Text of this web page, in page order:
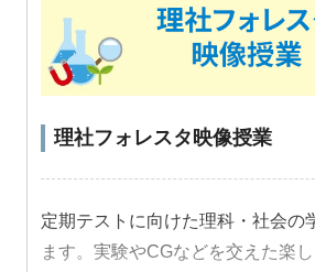
理社フォレスタ映像授業
定期テストに向けた理科・社会の
ます。実験やCGなどを交えた楽